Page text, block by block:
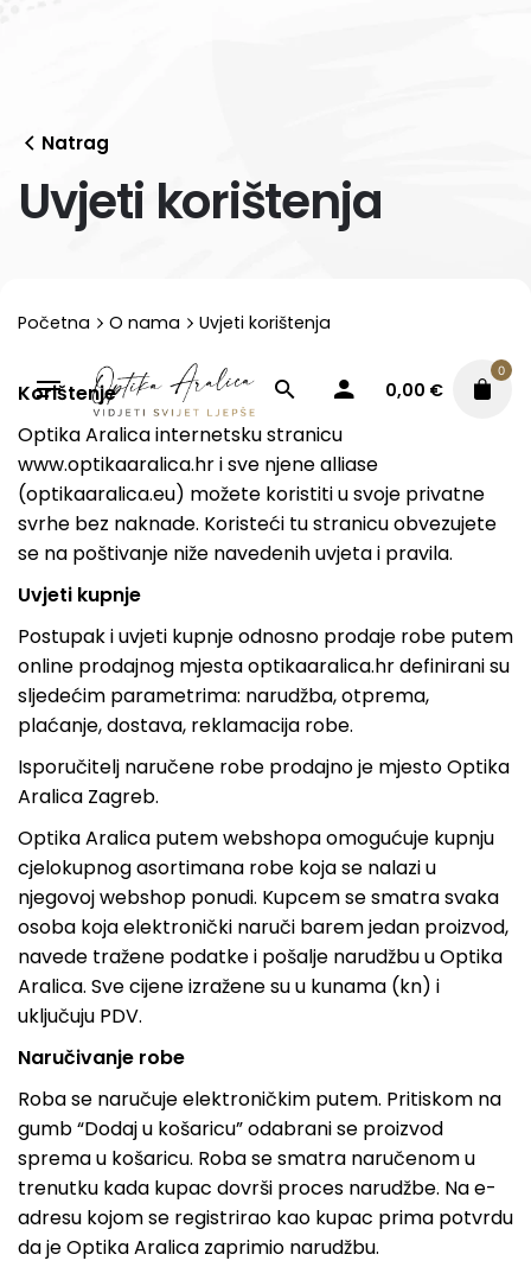
0,00 €
0
Natrag
Uvjeti korištenja
Početna O nama Uvjeti korištenja
Korištenje
Optika Aralica internetsku stranicu
www.optikaaralica.hr i sve njene alliase
(optikaaralica.eu) možete koristiti u svoje privatne
svrhe bez naknade. Koristeći tu stranicu obvezujete
se na poštivanje niže navedenih uvjeta i pravila.
Uvjeti kupnje
Postupak i uvjeti kupnje odnosno prodaje robe putem
online prodajnog mjesta optikaaralica.hr definirani su
sljedećim parametrima: narudžba, otprema,
plaćanje, dostava, reklamacija robe.
Isporučitelj naručene robe prodajno je mjesto Optika
Aralica Zagreb.
Optika Aralica putem webshopa omogućuje kupnju
cjelokupnog asortimana robe koja se nalazi u
njegovoj webshop ponudi. Kupcem se smatra svaka
osoba koja elektronički naruči barem jedan proizvod,
navede tražene podatke i pošalje narudžbu u Optika
Aralica. Sve cijene izražene su u kunama (kn) i
uključuju PDV.
Naručivanje robe
Roba se naručuje elektroničkim putem. Pritiskom na
gumb “Dodaj u košaricu” odabrani se proizvod
sprema u košaricu. Roba se smatra naručenom u
trenutku kada kupac dovrši proces narudžbe. Na e-
adresu kojom se registrirao kao kupac prima potvrdu
da je Optika Aralica zaprimio narudžbu.